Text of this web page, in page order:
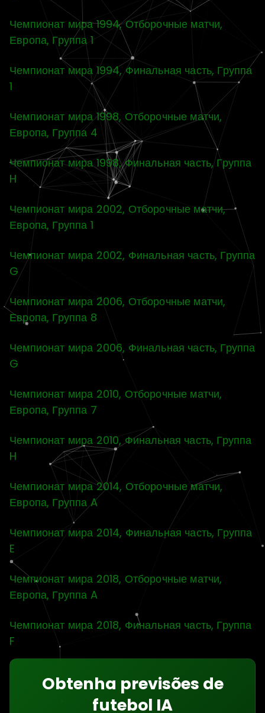
Чемпионат мира 1994, Отборочные матчи,
Европа, Группа 1
Чемпионат мира 1994, Финальная часть, Группа
1
Чемпионат мира 1998, Отборочные матчи,
Европа, Группа 4
Чемпионат мира 1998, Финальная часть, Группа
H
Чемпионат мира 2002, Отборочные матчи,
Европа, Группа 1
Чемпионат мира 2002, Финальная часть, Группа
G
Чемпионат мира 2006, Отборочные матчи,
Европа, Группа 8
Чемпионат мира 2006, Финальная часть, Группа
G
Чемпионат мира 2010, Отборочные матчи,
Европа, Группа 7
Чемпионат мира 2010, Финальная часть, Группа
H
Чемпионат мира 2014, Отборочные матчи,
Европа, Группа A
Чемпионат мира 2014, Финальная часть, Группа
E
Чемпионат мира 2018, Отборочные матчи,
Европа, Группа A
Чемпионат мира 2018, Финальная часть, Группа
F
Obtenha previsões de
futebol IA